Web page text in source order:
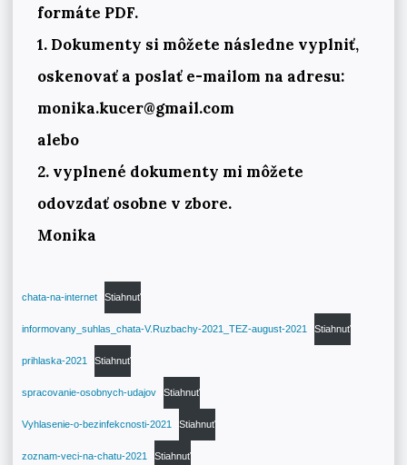
formáte PDF.
1. Dokumenty si môžete následne vyplniť,
oskenovať a poslať e-mailom na adresu:
monika.kucer@gmail.com
alebo
2. vyplnené dokumenty mi môžete
odovzdať osobne v zbore.
Monika
chata-na-internet Stiahnuť
informovany_suhlas_chata-V.Ruzbachy-2021_TEZ-august-2021 Stiahnuť
prihlaska-2021 Stiahnuť
spracovanie-osobnych-udajov Stiahnuť
Vyhlasenie-o-bezinfekcnosti-2021 Stiahnuť
zoznam-veci-na-chatu-2021 Stiahnuť